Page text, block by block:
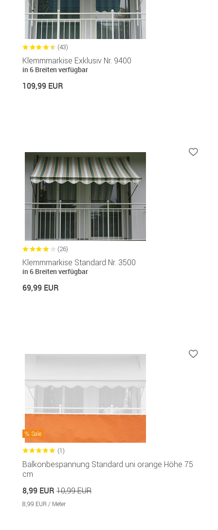
(43)
Klemmmarkise Exklusiv Nr. 9400
in 6 Breiten verfügbar
109,99 EUR
(26)
Klemmmarkise Standard Nr. 3500
in 6 Breiten verfügbar
69,99 EUR
Sale
(1)
Balkonbespannung Standard uni orange Höhe 75
cm
8,99 EUR 10,99 EUR
8,99 EUR / Meter